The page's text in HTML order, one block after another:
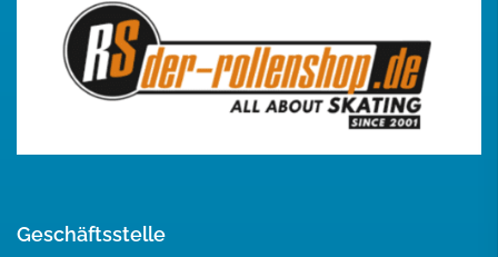
Geschäftsstelle